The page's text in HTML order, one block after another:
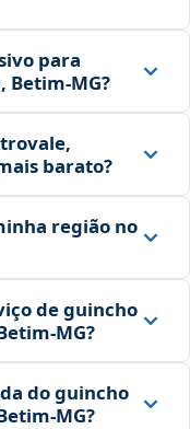
para
barato?
região no
de guincho
do guincho